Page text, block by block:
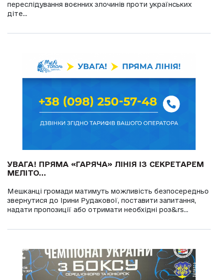
переслідування воєнних злочинів проти українських
діте...
УВАГА! ПРЯМА «ГАРЯЧА» ЛІНІЯ ІЗ СЕКРЕТАРЕМ
МЕЛІТО...
Мешканці громади матимуть можливість безпосередньо
звернутися до Ірини Рудакової, поставити запитання,
надати пропозиції або отримати необхідні роз&rs...